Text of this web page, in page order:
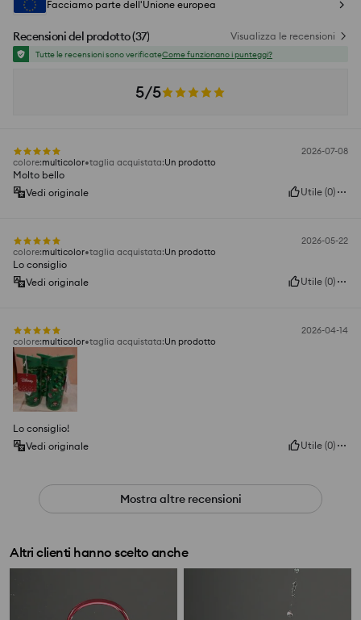
Facciamo parte dell'Unione europea
Recensioni del prodotto(37) Visualizza le recensioni
Tutte le recensioni sono verificateCome funzionano i punteggi?
5/5
2026-07-08
colore:multicolor taglia acquistata:Un prodotto
Molto bello
Vedi originale
Utile (0)
2026-05-22
colore:multicolor taglia acquistata:Un prodotto
Lo consiglio
Vedi originale
Utile (0)
2026-04-14
colore:multicolor taglia acquistata:Un prodotto
Lo consiglio!
Vedi originale
Utile (0)
Mostra altre recensioni
Altri clienti hanno scelto anche